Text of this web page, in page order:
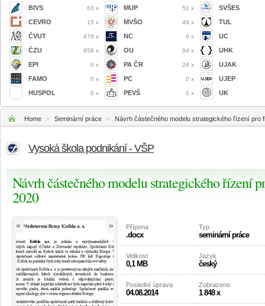
BIVS 63 x
CEVRO 15 x
ČVUT 476 x
ČZU 858 x
EPI 0 x
FAMO 0 x
HUSPOL 0 x
MUP 51 x
MVŠO 49 x
NC 0 x
OU 94 x
PA ČR 24 x
PC 0 x
PEVŠ 0 x
SVŠES
TUL
UC
UHK
UJAK
UJEP
UK
Home » Seminární práce » Návrh částečného modelu strategického řízení pro
Vysoká škola podnikání - VŠP
Návrh částečného modelu strategického řízení
2020
« » Přípona
.docx
Typ
seminární práce
Velikost
0,1 MB
Jazyk
český
Poslední úprava
04.08.2014
Zobrazeno
1 848 x